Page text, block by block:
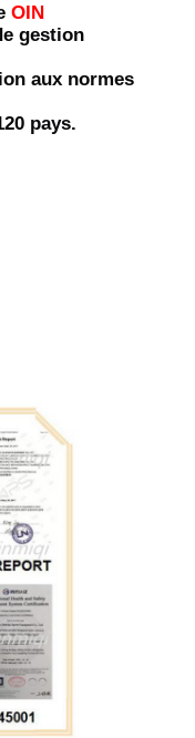
OIN
gestion
aux normes
pays.